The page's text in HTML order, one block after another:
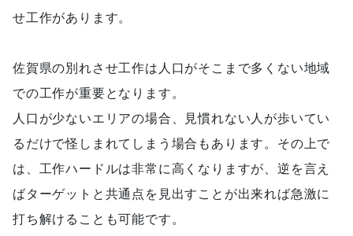
せ工作があります。
佐賀県の別れさせ工作は人口がそこまで多くない地域
での工作が重要となります。
人口が少ないエリアの場合、見慣れない人が歩いてい
るだけで怪しまれてしまう場合もあります。その上で
は、工作ハードルは非常に高くなりますが、逆を言え
ばターゲットと共通点を見出すことが出来れば急激に
打ち解けることも可能です。